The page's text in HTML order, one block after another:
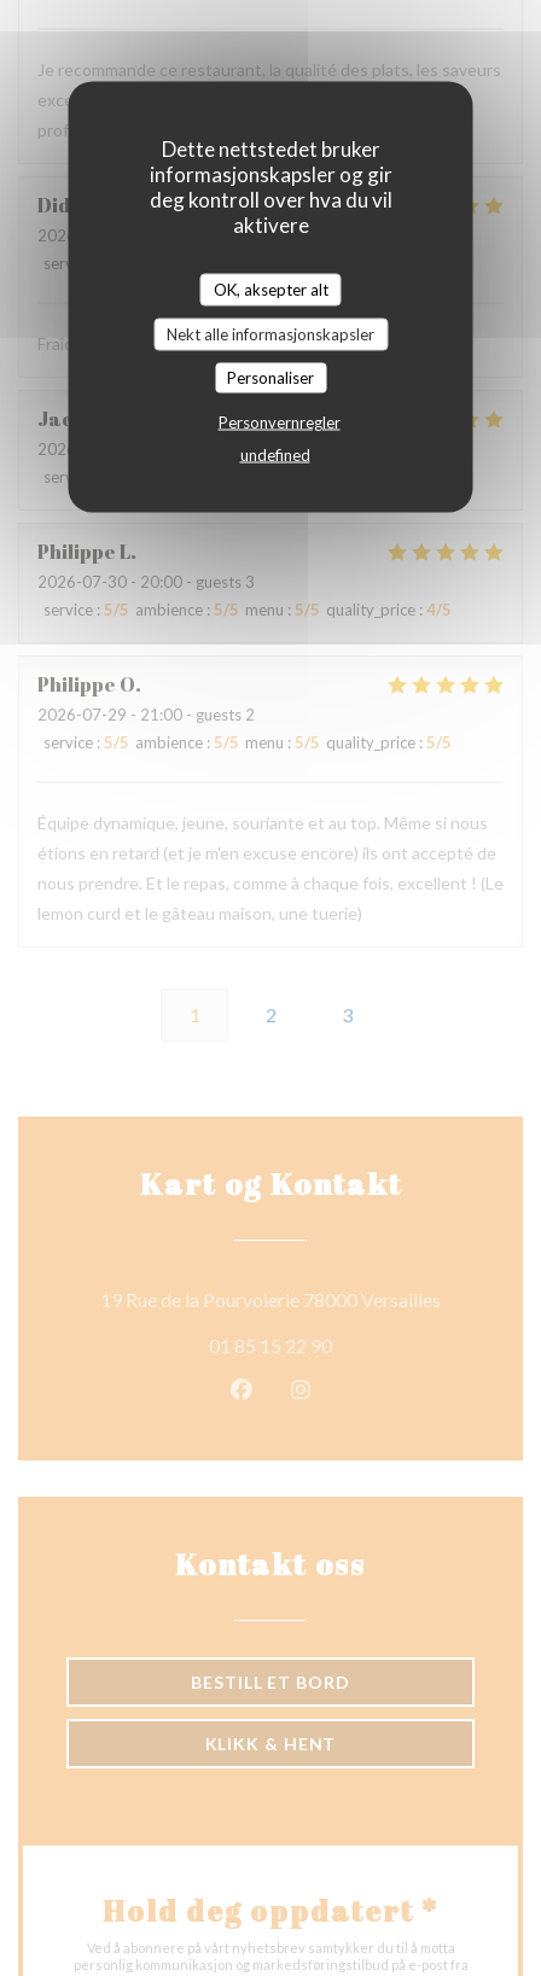
Dette nettstedet bruker
informasjonskapsler og gir
deg kontroll over hva du vil
aktivere
OK, aksepter alt
Nekt alle informasjonskapsler
Personaliser
Personvernregler
undefined
Je recommande ce restaurant, la qualité des plats, les saveurs
exceptionnelles sans compter la gentillesse et
professionnalisme du personnel.
Didier
2026-08-01
- 12:30 - guests 4
service
Fraîcheur des produits
Jacques
2026-07-31
- 20:30 - guests 2
service
PhilippeL
2026-07-30 - 20:00 - guests 3
service : 5/5 ambience : 5/5 menu : 5/5 quality_price : 4/5
Philippe O
2026-07-29 - 21:00 - guests 2
service : 5/5 ambience :5/5 menu : 5/5 quality_price : 5/5
Équipe dynamique, jeune, souriante et au top. Même si nous
étions en retard (et je m'en excuse encore) ils ont accepté de
nous prendre. Et le repas, comme à chaque fois, excellent ! (Le
lemon curd et le gâteau maison, une tuerie)
1 2 3
Kart og Kontakt
19 Rue de la Pourvoierie 78000 Versailles
01 85 15 22 90
Facebook ((åpner i et nytt
Instagram ((åpner i et
Kontakt oss
BESTILL ET BORD
KLIKK & HENT
Hold deg oppdatert *
Ved å abonnere på vårt nyhetsbrev samtykker du til å motta
personlig kommunikasjon og markedsføringstilbud på e-post fra